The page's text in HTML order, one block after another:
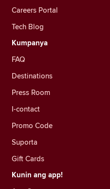
Careers Portal
Tech Blog
Kumpanya
FAQ
Destinations
Press Room
I-contact
Promo Code
Suporta
Gift Cards
Kunin ang app!